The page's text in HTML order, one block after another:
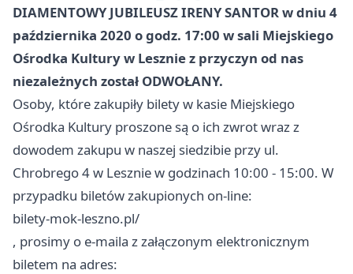
DIAMENTOWY JUBILEUSZ IRENY SANTOR w dniu 4
października 2020 o godz. 17:00 w sali Miejskiego
Ośrodka Kultury w Lesznie z przyczyn od nas
niezależnych został ODWOŁANY.
Osoby, które zakupiły bilety w kasie Miejskiego
Ośrodka Kultury proszone są o ich zwrot wraz z
dowodem zakupu w naszej siedzibie przy ul.
Chrobrego 4 w Lesznie w godzinach 10:00 - 15:00. W
przypadku biletów zakupionych on-line:
bilety-mok-leszno.pl/
, prosimy o e-maila z załączonym elektronicznym
biletem na adres: